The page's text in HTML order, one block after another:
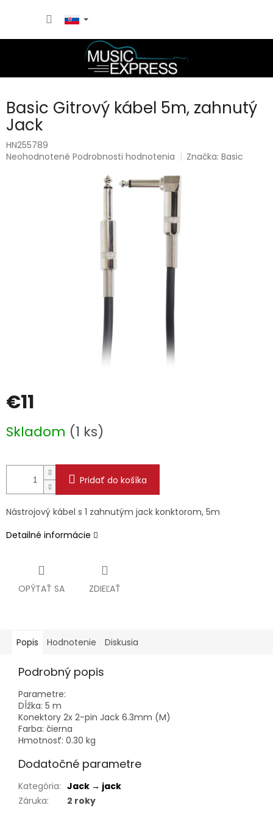
Basic Gitrový kábel 5m, zahnutý
Jack
HN255789
Priemerné
Neohodnotené Podrobnosti hodnotenia Značka:Basic
€11
cena:
Skladom (1 ks)
Pridať do košíka
Nástrojový kábel s 1 zahnutým jack konktorom, 5m
Detailné informácie
OPÝTAŤ SA ZDIEĽAŤ
Popis Hodnotenie Diskusia
Podrobný popis
Parametre:
Dĺžka: 5 m
Konektory 2x 2-pin Jack 6.3mm (M)
Farba: čierna
Hmotnosť: 0.30 kg
Dodatočné parametre
Kategória: Jack → jack
Záruka: 2 roky